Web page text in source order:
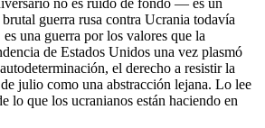
guerra rusa contra Ucrania todavía
una guerra por los valores que la
de Estados Unidos una vez plasmó
el derecho a resistir la
julio como una abstracción lejana. Lo lee
lo que los ucranianos están haciendo en